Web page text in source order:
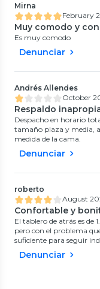
Mirna
February
Muy comodo y
Es muy comodo
Denunciar
Andrés Allendes
October
Respaldo
Despacho en horario
tamaño plaza y media,
medida de la cama.
Denunciar
roberto
August
Confortable y
El tablero de atrás es de
pero con el problema
suficiente para seguir
Denunciar